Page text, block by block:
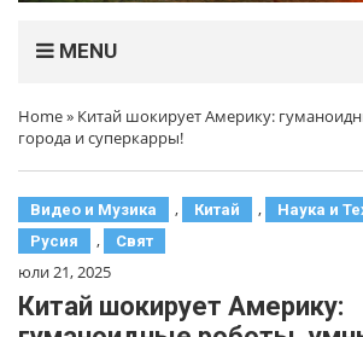
MENU
Home» Китай шокирует Америку:
города и суперкарры!
Видео и Музика , Китай , Наука и
Русия , Свят
юли 21, 2025
Китай шокирует Америку: